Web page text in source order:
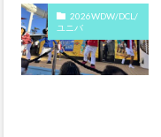
2026WDW/DCL/
ユニバ